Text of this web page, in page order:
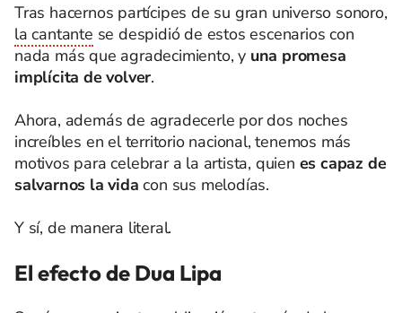
Tras hacernos partícipes de su gran universo sonoro,
la cantante se despidió de estos escenarios con
nada más que agradecimiento, y una promesa
implícita de volver.
Ahora, además de agradecerle por dos noches
increíbles en el territorio nacional, tenemos más
motivos para celebrar a la artista, quien es capaz de
salvarnos la vida con sus melodías.
Y sí, de manera literal.
El efecto de Dua Lipa